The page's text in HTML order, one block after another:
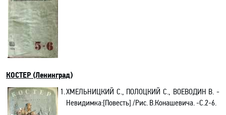
КОСТЕР (Ленинград)
1.ХМЕЛЬНИЦКИЙ С., ПОЛОЦКИЙ С., ВОЕВОДИН В. -
Невидимка:[Повесть] /Рис. В.Конашевича. -С.2-6.